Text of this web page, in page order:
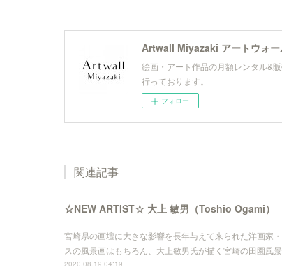
Artwall Miyazaki アートウォー
絵画・アート作品の月額レンタル&
行っております。
フォロー
関連記事
☆NEW ARTIST☆ 大上 敏男（Toshio Ogami）
宮崎県の画壇に大きな影響を長年与えて来られた洋画家
スの風景画はもちろん、大上敏男氏が描く宮崎の田園風
2020.08.19 04:19